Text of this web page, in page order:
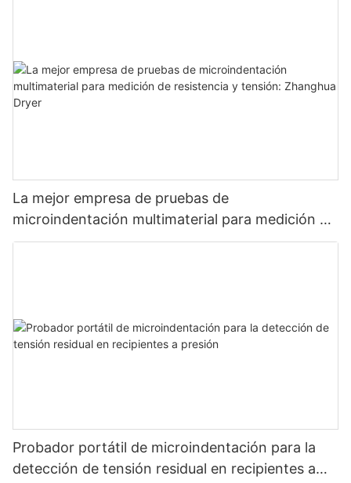
La mejor empresa de pruebas de
microindentación multimaterial para medición de
resistencia y tensión: Zhanghua Dryer
Probador portátil de microindentación para la
detección de tensión residual en recipientes a